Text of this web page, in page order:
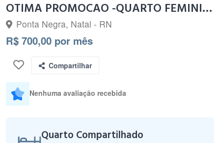
OTIMA PROMOCAO -QUARTO FEMININO OFERTA
Ponta Negra, Natal - RN
R$ 700,00 por mês
Compartilhar
Nenhuma avaliação recebida
Quarto Compartilhado